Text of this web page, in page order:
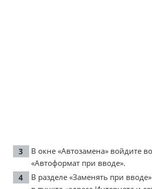
В окне «Автозамена» войдите
«Автоформат при вводе».
В разделе «Заменять при